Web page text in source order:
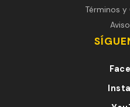
Términos